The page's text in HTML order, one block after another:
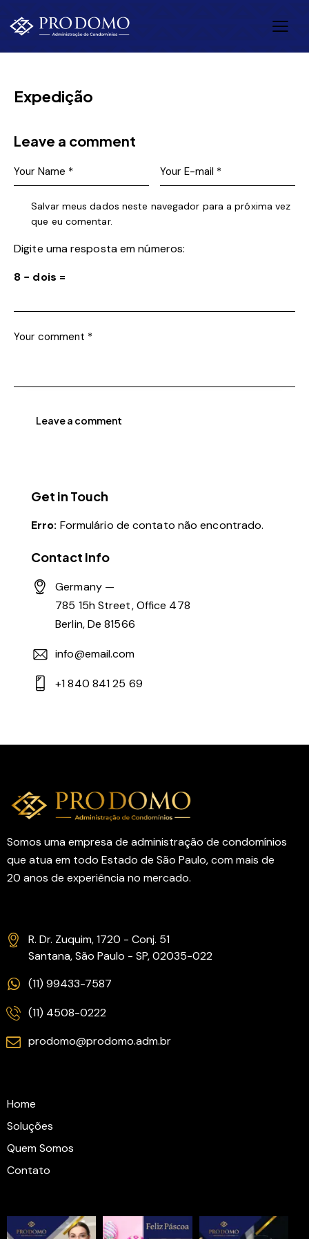
Expedição
Leave a comment
Salvar meus dados neste navegador para a próxima vez
que eu comentar.
Digite uma resposta em números:
8 − dois =
Get in Touch
Erro: Formulário de contato não encontrado.
Contact Info
Germany —
785 15h Street, Office 478
Berlin, De 81566
info@email.com
+1 840 841 25 69
Somos uma empresa de administração de condomínios
que atua em todo Estado de São Paulo, com mais de
20 anos de experiência no mercado.
R. Dr. Zuquim, 1720 - Conj. 51
Santana, São Paulo - SP, 02035-022
(11) 99433-7587
(11) 4508-0222
prodomo@prodomo.adm.br
Home
Soluções
Quem Somos
Contato